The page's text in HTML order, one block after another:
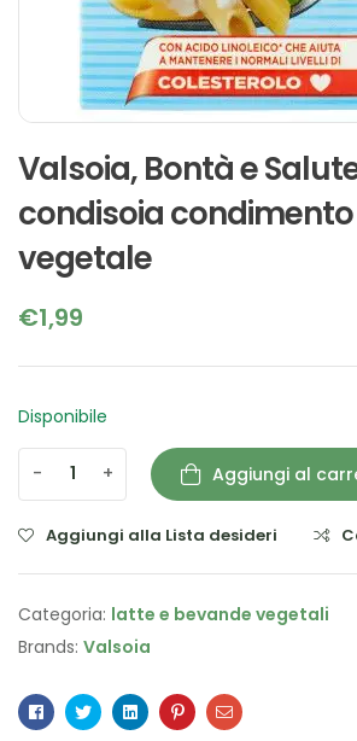
Valsoia, Bontà e
condisoia condimento
vegetale
€1,99
Disponibile
- + Aggiungi al
Aggiungi alla Lista desideri
Categoria: latte e bevande vegetali
Brands: Valsoia
Facebook
TwitterLinkedinPinterestEmail